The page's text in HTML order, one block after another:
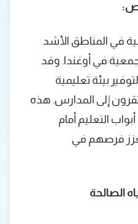
في المناطق الأشد
في أوغندا. وقد
بيئة تعليمية
إلى المدارس. هذه
التعليم أمام
فرصهم في
الصالحة